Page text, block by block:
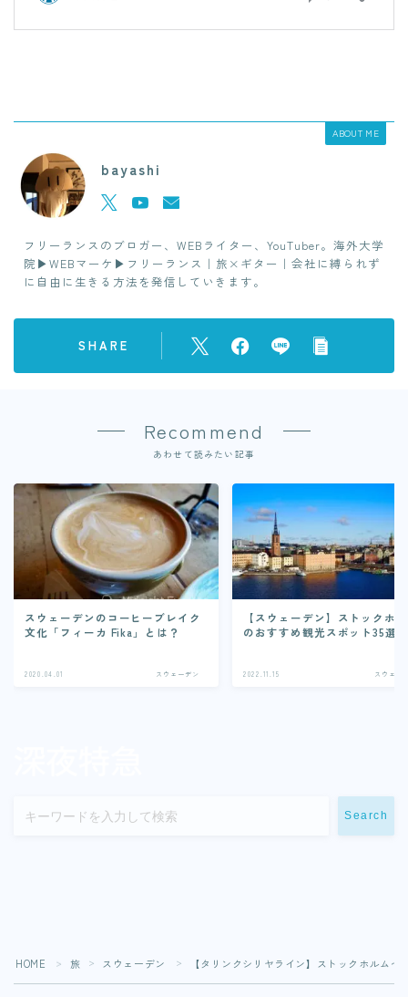
ABOUT ME
bayashi
フリーランスのブロガー、WEBライター、YouTuber。海外大学
院▶︎WEBマーケ▶︎フリーランス｜旅×ギター｜会社に縛られず
に自由に生きる方法を発信していきます。
SHARE
Recommend
あわせて読みたい記事
スウェーデンのコーヒーブレイク
文化「フィーカ Fika」とは？
2020.04.01 スウェーデン
【スウェーデン】ストックホ
のおすすめ観光スポット35選
2022.11.15 スウェー
Search
HOME ＞ 旅 ＞ スウェーデン ＞ 【タリンクシリヤライン】ストックホルム